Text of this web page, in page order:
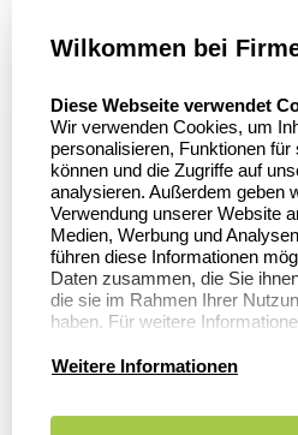
Asterlager Straße 97
47228 Duisburg
Deutschland
Informationen
Dateivorgaben
FAQ
Wilkommen bei
Diese Webseite verwendet
Wir verwenden Cookies, um
personalisieren, Funktionen
können und die Zugriffe auf
analysieren. Außerdem geben
Verwendung unserer Website
Medien, Werbung und
führen diese Informationen
Daten zusammen, die Sie
die sie im Rahmen Ihrer
haben. Für weitere
Datenschutzerklärung.
Weitere Informationen